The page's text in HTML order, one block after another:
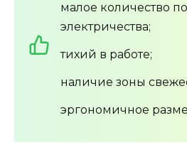
малое количество
электричества;
тихий в работе;
наличие зоны
эргономичное